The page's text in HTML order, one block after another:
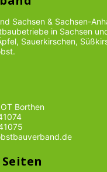
Sachsen & Sachsen-
in Sachsen
Sauerkirschen,
Borthen